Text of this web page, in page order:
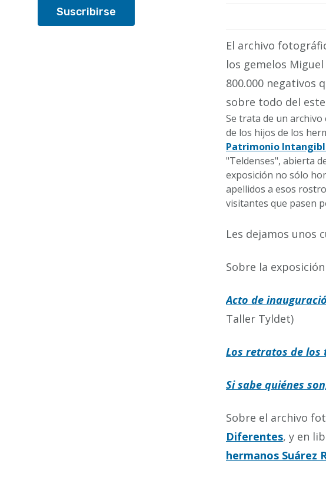
El archivo
los gemelos
800.000 negativos
sobre todo del
Se trata de un
de los hijos de los
Patrimonio
"Teldenses", abierta
exposición no sólo
apellidos a esos
visitantes que pasen
Les dejamos unos
Sobre la exposición
Acto de
Taller Tyldet)
Los retratos de los
Si sabe quiénes
Sobre el archivo
Diferentes, y en
hermanos Suárez